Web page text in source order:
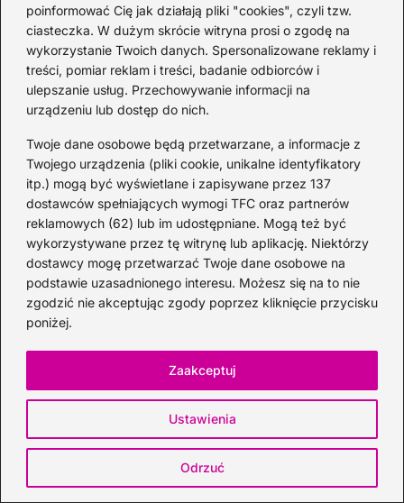
poinformować Cię jak działają pliki "cookies", czyli tzw.
ciasteczka. W dużym skrócie witryna prosi o zgodę na
wykorzystanie Twoich danych. Spersonalizowane reklamy i
treści, pomiar reklam i treści, badanie odbiorców i
ulepszanie usług. Przechowywanie informacji na
urządzeniu lub dostęp do nich.
Twoje dane osobowe będą przetwarzane, a informacje z
Twojego urządzenia (pliki cookie, unikalne identyfikatory
itp.) mogą być wyświetlane i zapisywane przez 137
dostawców spełniających wymogi TFC oraz partnerów
reklamowych (62) lub im udostępniane. Mogą też być
wykorzystywane przez tę witrynę lub aplikację. Niektórzy
dostawcy mogę przetwarzać Twoje dane osobowe na
podstawie uzasadnionego interesu. Możesz się na to nie
zgodzić nie akceptując zgody poprzez kliknięcie przycisku
poniżej.
Ustawienia
Odrzuć
Zaakceptuj
2026-07-13
Gdzie znaleźć najlepsze oferty na małe
butelki whisky? Sprawdź teraz!